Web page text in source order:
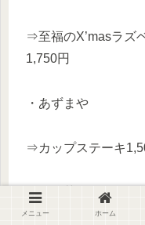
⇒至福のX’masラズ
1,750円
・あずまや
⇒カップステーキ
・焼き芋みつや
メニュー ホーム